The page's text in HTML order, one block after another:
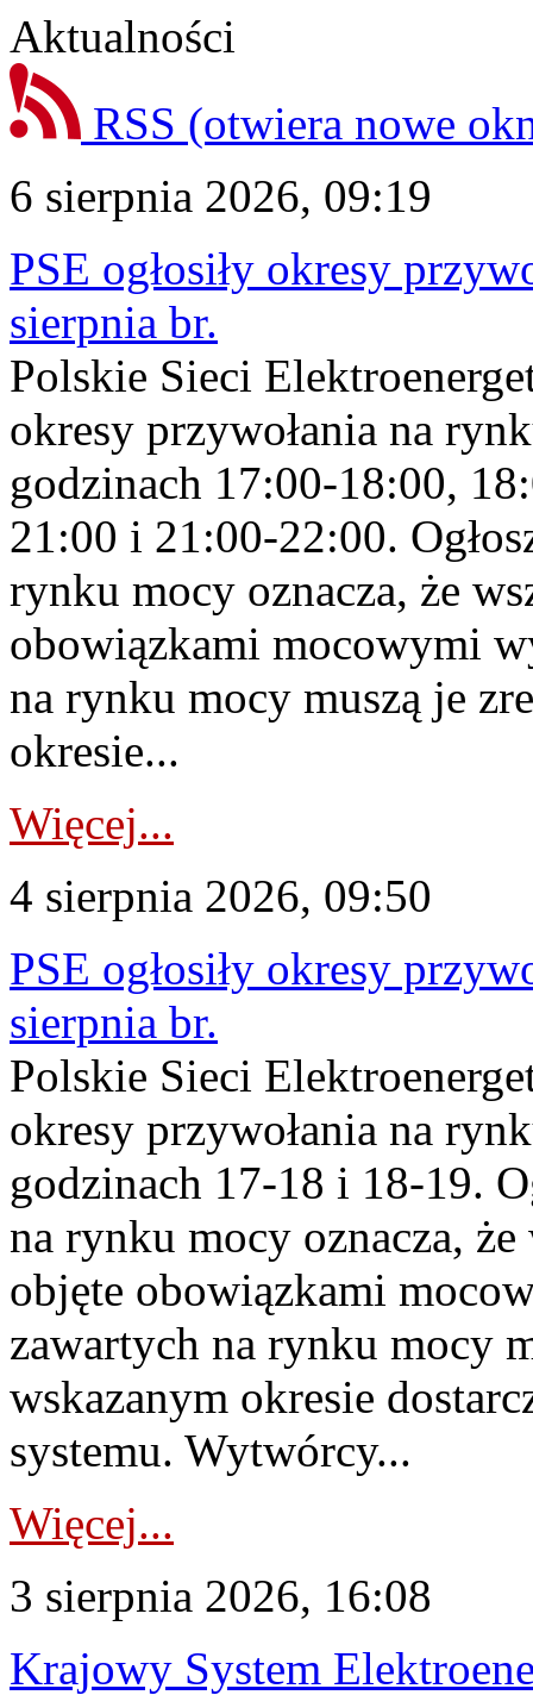
Aktualności
RSS (otwiera nowe
6 sierpnia 2026, 09:19
PSE ogłosiły okresy
sierpnia br.
Polskie Sieci
okresy przywołania na
godzinach 17:00-18:00,
21:00 i 21:00-22:00.
rynku mocy oznacza, że
obowiązkami mocowymi
na rynku mocy muszą je
okresie...
Więcej...
4 sierpnia 2026, 09:50
PSE ogłosiły okresy
sierpnia br.
Polskie Sieci
okresy przywołania na
godzinach 17-18 i 18-19.
na rynku mocy oznacza,
objęte obowiązkami
zawartych na rynku mocy
wskazanym okresie
systemu. Wytwórcy...
Więcej...
3 sierpnia 2026, 16:08
Krajowy System